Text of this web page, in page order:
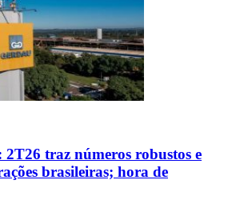
traz números robustos e
brasileiras; hora de